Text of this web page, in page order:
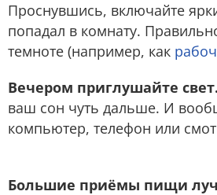
Проснувшись, включайте
попадал в комнату.
темноте (например, как
Вечером приглушайте свет.
ваш сон чуть дальше. И
компьютер, телефон или
Большие приёмы пищи